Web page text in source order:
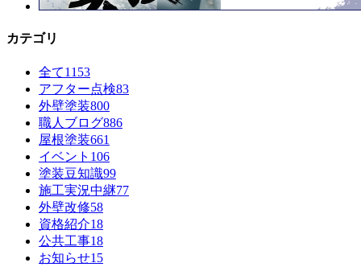
カテゴリ
全て1153
アフター点検83
外壁塗装800
職人ブログ886
屋根塗装661
イベント 106
塗装豆知識99
施工実況中継77
外壁改修58
資格紹介18
公共工事18
お知らせ15